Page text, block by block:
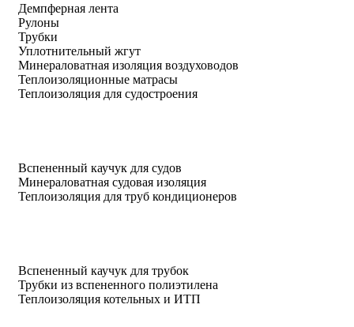
Демпферная лента
Рулоны
Трубки
Уплотнительный жгут
Минераловатная изоляция воздуховодов
Теплоизоляционные матрасы
Теплоизоляция для судостроения
Вспененный каучук для судов
Минераловатная судовая изоляция
Теплоизоляция для труб кондиционеров
Вспененный каучук для трубок
Трубки из вспененного полиэтилена
Теплоизоляция котельных и ИТП